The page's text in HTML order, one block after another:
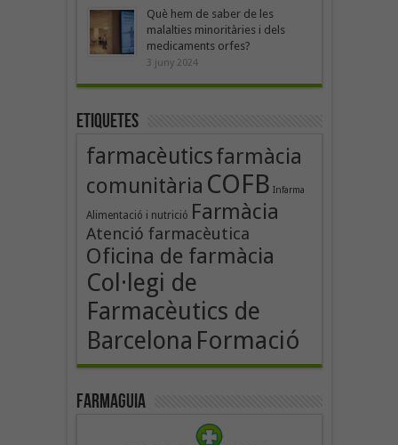
Què hem de saber de les
malalties minoritàries i dels
medicaments orfes?
3 juny 2024
Etiquetes
farmacèuticsfarmàcia
comunitària COFB Infarma
Alimentació i nutrició Farmàcia
Atenció farmacèutica
Oficina de farmàcia
Col·legi de
Farmacèutics de
Barcelona Formació
Farmaguia